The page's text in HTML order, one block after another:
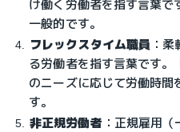
け働く労働者を指す言葉
一般的です。
フレックスタイム職員 ：
る労働者を指す言葉です
のニーズに応じて労働時
す。
非正規労働者 ：正規雇用